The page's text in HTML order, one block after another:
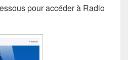
pour accéder à Radio